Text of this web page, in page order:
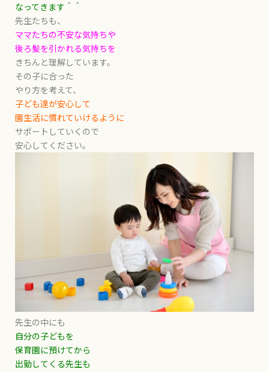
なってきます＾＾
先生たちも、
ママたちの不安な気持ちや
後ろ髪を引かれる気持ちを
きちんと理解しています。
その子に合った
やり方を考えて、
子ども達が安心して
園生活に慣れていけるように
サポートしていくので
安心してください。
先生の中にも
自分の子どもを
保育園に預けてから
出勤してくる先生も